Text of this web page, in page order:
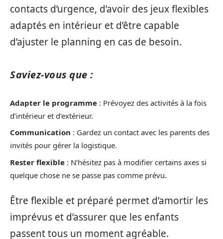
contacts d’urgence, d’avoir des jeux flexibles
adaptés en intérieur et d’être capable
d’ajuster le planning en cas de besoin.
Saviez-vous que :
Adapter le programme : Prévoyez des activités à la fois
d’intérieur et d’extérieur.
Communication : Gardez un contact avec les parents des
invités pour gérer la logistique.
Rester flexible : N’hésitez pas à modifier certains axes si
quelque chose ne se passe pas comme prévu.
Être flexible et préparé permet d’amortir les
imprévus et d’assurer que les enfants
passent tous un moment agréable.